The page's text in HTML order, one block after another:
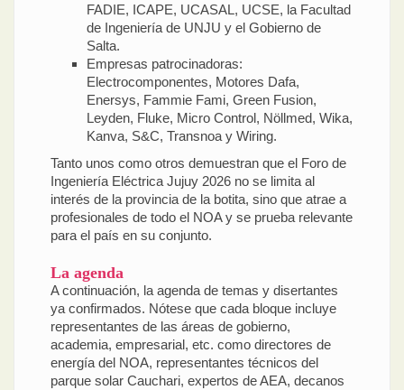
FADIE, ICAPE, UCASAL, UCSE, la Facultad
de Ingeniería de UNJU y el Gobierno de
Salta.
Empresas patrocinadoras:
Electrocomponentes, Motores Dafa,
Enersys, Fammie Fami, Green Fusion,
Leyden, Fluke, Micro Control, Nöllmed, Wika,
Kanva, S&C, Transnoa y Wiring.
Tanto unos como otros demuestran que el Foro de
Ingeniería Eléctrica Jujuy 2026 no se limita al
interés de la provincia de la botita, sino que atrae a
profesionales de todo el NOA y se prueba relevante
para el país en su conjunto.
La agenda
A continuación, la agenda de temas y disertantes
ya confirmados. Nótese que cada bloque incluye
representantes de las áreas de gobierno,
academia, empresarial, etc. como directores de
energía del NOA, representantes técnicos del
parque solar Cauchari, expertos de AEA, decanos